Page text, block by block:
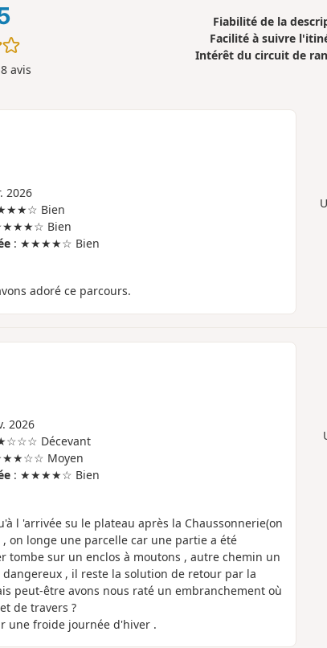
8avis
Fiabilité de la
Facilité à suivre
Intérêt du circuit de
2026
Bien
Bien
: ★★★★☆ Bien
adoré ce parcours.
2026
Décevant
Moyen
: ★★★★☆ Bien
l 'arrivée su le plateau après la Chaussonnerie(on
on longe une parcelle car une partie a été
tombe sur un enclos à moutons , autre chemin un
, il reste la solution de retour par la
peut-être avons nous raté un embranchement où
de travers ?
une froide journée d'hiver .